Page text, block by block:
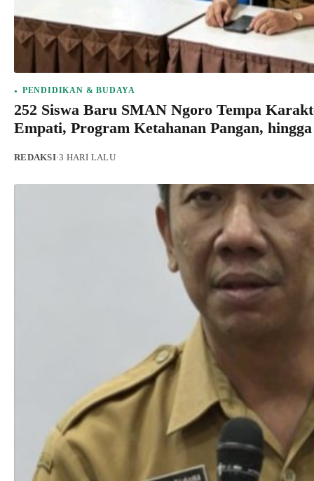
PENDIDIKAN & BUDAYA
252 Siswa Baru SMAN Ngoro Tempa
Empati, Program Ketahanan Pangan,
REDAKSI·3 HARI LALU